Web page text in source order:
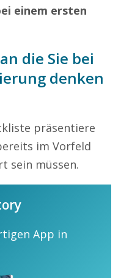
einem ersten
die Sie bei
denken
präsentiere
im Vorfeld
sein müssen.
App in